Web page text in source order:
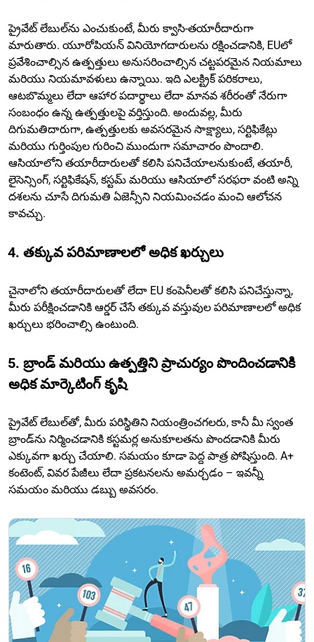
ప్రైవేట్ లేబుల్‌ను ఎంచుకుంటే, మీరు క్వాసి-తయారీదారుగా
మారుతారు. యూరోపియన్ వినియోగదారులను రక్షించడానికి, EUలో
ప్రవేశించాల్సిన ఉత్పత్తులు అనుసరించాల్సిన చట్టపరమైన నియమాలు
మరియు నియమావళులు ఉన్నాయి. ఇది ఎలక్ట్రిక్ పరికరాలు,
ఆటబొమ్మలు లేదా ఆహార పదార్థాలు లేదా మానవ శరీరంతో నేరుగా
సంబంధం ఉన్న ఉత్పత్తులపై వర్తిస్తుంది. అందువల్ల, మీరు
దిగుమతిదారుగా, ఉత్పత్తులకు అవసరమైన సాక్ష్యాలు, సర్టిఫికేట్లు
మరియు గుర్తింపుల గురించి ముందుగా సమాచారం పొందాలి.
ఆసియాలోని తయారీదారులతో కలిసి పనిచేయాలనుకుంటే, తయారీ,
లైసెన్సింగ్, సర్టిఫికేషన్, కస్టమ్ మరియు ఆసియాలో సరఫరా వంటి అన్ని
దశలను చూసే దిగుమతి ఏజెన్సీని నియమించడం మంచి ఆలోచన
కావచ్చు.
4. తక్కువ పరిమాణాలలో అధిక ఖర్చులు
చైనాలోని తయారీదారులతో లేదా EU కంపెనీలతో కలిసి పనిచేస్తున్నా,
మీరు పరీక్షించడానికి ఆర్డర్ చేసే తక్కువ వస్తువుల పరిమాణాలలో అధిక
ఖర్చులు భరించాల్సి ఉంటుంది.
5. బ్రాండ్ మరియు ఉత్పత్తిని ప్రాచుర్యం పొందించడానికి
అధిక మార్కెటింగ్ కృషి
ప్రైవేట్ లేబుల్‌తో, మీరు పరిస్థితిని నియంత్రించగలరు, కానీ మీ స్వంత
బ్రాండ్‌ను నిర్మించడానికి కస్టమర్ల అనుకూలతను పొందడానికి మీరు
ఎక్కువగా ఖర్చు చేయాలి. సమయం కూడా పెద్ద పాత్ర పోషిస్తుంది. A+
కంటెంట్, వివర పేజీలు లేదా ప్రకటనలను అమర్చడం – ఇవన్నీ
సమయం మరియు డబ్బు అవసరం.